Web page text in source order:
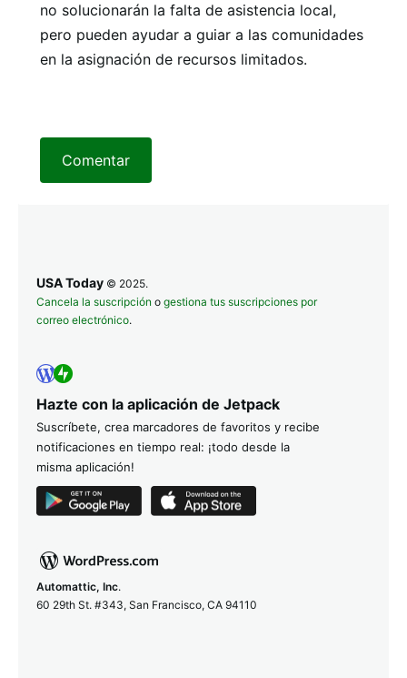
no solucionarán la falta de asistencia local,
pero pueden ayudar a guiar a las comunidades
en la asignación de recursos limitados.
Comentar
USA Today © 2025.
Cancela la suscripción o gestiona tus suscripciones por
correo electrónico.
Hazte con la aplicación de Jetpack
Suscríbete, crea marcadores de favoritos y recibe
notificaciones en tiempo real: ¡todo desde la
misma aplicación!
Automattic, Inc.
60 29th St. #343, San Francisco, CA 94110